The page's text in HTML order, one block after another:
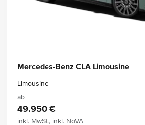
Mercedes-Benz CLA Limousine
Limousine
ab
49.950 €
inkl. MwSt., inkl. NoVA